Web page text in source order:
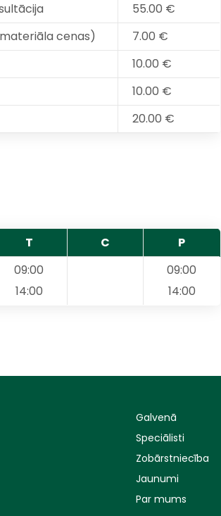
55.00 €
cenas)
7.00 €
10.00 €
10.00 €
20.00 €
T C
P
09:00
14:00
09:00
14:00
Galvenā
Speciālisti
Zobārstniecība
Jaunumi
Par mums